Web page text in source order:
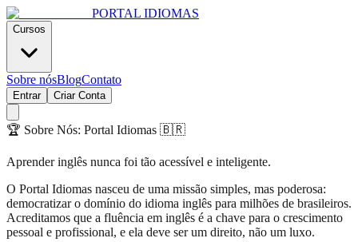
PORTAL IDIOMAS
Cursos
Sobre nósBlogContato
Entrar Criar Conta
🏆 Sobre Nós: Portal Idiomas 🇧🇷
Aprender inglês nunca foi tão acessível e inteligente.
O Portal Idiomas nasceu de uma missão simples, mas poderosa:
democratizar o domínio do idioma inglês para milhões de brasileiros.
Acreditamos que a fluência em inglês é a chave para o crescimento
pessoal e profissional, e ela deve ser um direito, não um luxo.